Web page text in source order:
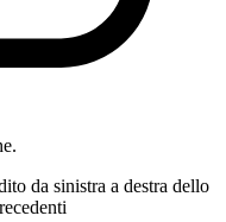
da sinistra a destra dello